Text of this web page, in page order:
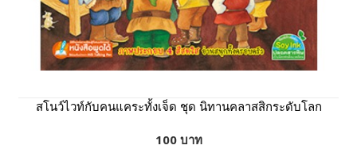
สโนว์ไวท์กับคนแคระทั้งเจ็ด ชุด นิทานคลาสสิกระดับโลก
100 บาท